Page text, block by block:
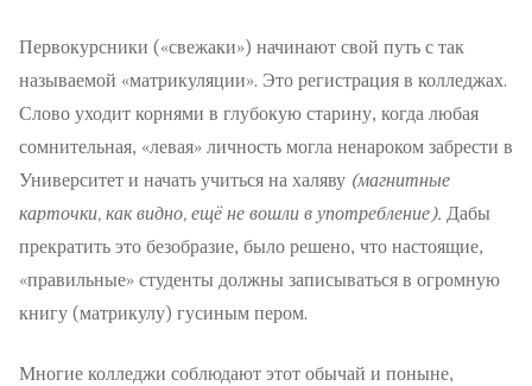
языка
Календарь
Предстоящие экскурсии
Места встречи
Запланированные курсы
Первокурсники («свежаки») начинают свой путь с так
называемой «матрикуляции». Это регистрация в колледжах.
Слово уходит корнями в глубокую старину, когда любая
сомнительная, «левая» личность могла ненароком забрести в
Университет и начать учиться на халяву (магнитные
карточки, как видно, ещё не вошли в употребление). Дабы
прекратить это безобразие, было решено, что настоящие,
«правильные» студенты должны записываться в огромную
книгу (матрикулу) гусиным пером.
Многие колледжи соблюдают этот обычай и поныне,